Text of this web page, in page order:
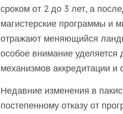
сроком от 2 до 3 лет, а
магистерские программы и
отражают меняющийся
особое внимание уделяется
механизмов аккредитации и
Недавние изменения в
постепенному отказу от